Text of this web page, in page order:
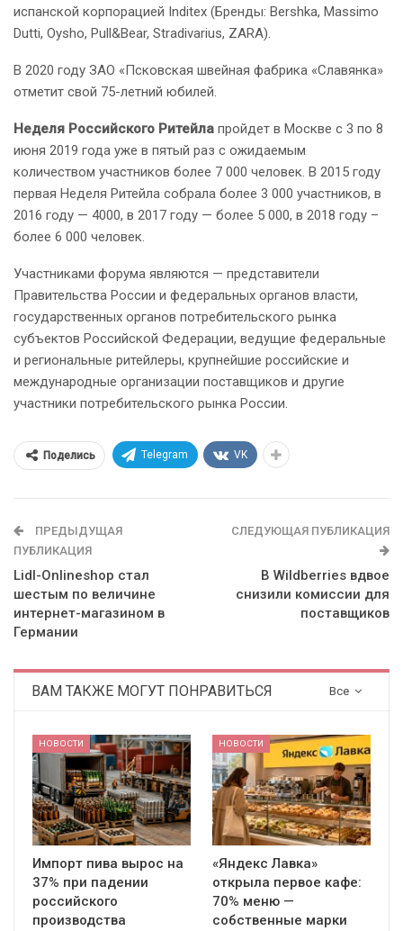
испанской корпорацией Inditex (Бренды: Bershka, Massimo
Dutti, Oysho, Pull&Bear, Stradivarius, ZARA).
В 2020 году ЗАО «Псковская швейная фабрика «Славянка»
отметит свой 75-летний юбилей.
Неделя Российского Ритейла пройдет в Москве с 3 по 8
июня 2019 года уже в пятый раз с ожидаемым
количеством участников более 7 000 человек. В 2015 году
первая Неделя Ритейла собрала более 3 000 участников, в
2016 году — 4000, в 2017 году — более 5 000, в 2018 году –
более 6 000 человек.
Участниками форума являются — представители
Правительства России и федеральных органов власти,
государственных органов потребительского рынка
субъектов Российской Федерации, ведущие федеральные
и региональные ритейлеры, крупнейшие российские и
международные организации поставщиков и другие
участники потребительского рынка России.
Поделись Telegram VK
ПРЕДЫДУЩАЯ
ПУБЛИКАЦИЯ
Lidl-Onlineshop стал
шестым по величине
интернет-магазином в
Германии
СЛЕДУЮЩАЯ ПУБЛИКАЦИЯ
В Wildberries вдвое
снизили комиссии для
поставщиков
Все
ВАМ ТАКЖЕ МОГУТ ПОНРАВИТЬСЯ
НОВОСТИ
Импорт пива вырос на
37% при падении
российского
производства
НОВОСТИ
«Яндекс Лавка»
открыла первое кафе:
70% меню —
собственные марки